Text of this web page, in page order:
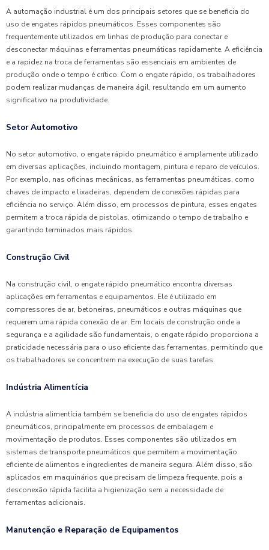
A automação industrial é um dos principais setores que se beneficia do
uso de engates rápidos pneumáticos. Esses componentes são
frequentemente utilizados em linhas de produção para conectar e
desconectar máquinas e ferramentas pneumáticas rapidamente. A eficiência
e a rapidez na troca de ferramentas são essenciais em ambientes de
produção onde o tempo é crítico. Com o engate rápido, os trabalhadores
podem realizar mudanças de maneira ágil, resultando em um aumento
significativo na produtividade.
Setor Automotivo
No setor automotivo, o engate rápido pneumático é amplamente utilizado
em diversas aplicações, incluindo montagem, pintura e reparo de veículos.
Por exemplo, nas oficinas mecânicas, as ferramentas pneumáticas, como
chaves de impacto e lixadeiras, dependem de conexões rápidas para
eficiência no serviço. Além disso, em processos de pintura, esses engates
permitem a troca rápida de pistolas, otimizando o tempo de trabalho e
garantindo terminados mais rápidos.
Construção Civil
Na construção civil, o engate rápido pneumático encontra diversas
aplicações em ferramentas e equipamentos. Ele é utilizado em
compressores de ar, betoneiras, pneumáticos e outras máquinas que
requerem uma rápida conexão de ar. Em locais de construção onde a
segurança e a agilidade são fundamentais, o engate rápido proporciona a
praticidade necessária para o uso eficiente das ferramentas, permitindo que
os trabalhadores se concentrem na execução de suas tarefas.
Indústria Alimentícia
A indústria alimentícia também se beneficia do uso de engates rápidos
pneumáticos, principalmente em processos de embalagem e
movimentação de produtos. Esses componentes são utilizados em
sistemas de transporte pneumáticos que permitem a movimentação
eficiente de alimentos e ingredientes de maneira segura. Além disso, são
aplicados em maquinários que precisam de limpeza frequente, pois a
desconexão rápida facilita a higienização sem a necessidade de
ferramentas adicionais.
Manutenção e Reparação de Equipamentos